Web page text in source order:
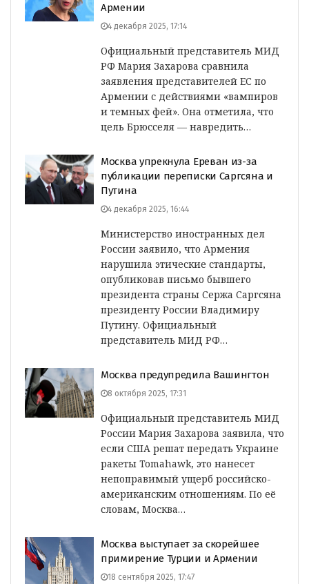
Армении
4 декабря 2025, 17:14
Официальный представитель МИД
РФ Мария Захарова сравнила
заявления представителей ЕС по
Армении с действиями «вампиров
и темных фей». Она отметила, что
цель Брюсселя — навредить…
Москва упрекнула Ереван из-за
публикации переписки Саргсяна и
Путина
4 декабря 2025, 16:44
Министерство иностранных дел
России заявило, что Армения
нарушила этические стандарты,
опубликовав письмо бывшего
президента страны Сержа Саргсяна
президенту России Владимиру
Путину. Официальный
представитель МИД РФ…
Москва предупредила Вашингтон
8 октября 2025, 17:31
Официальный представитель МИД
России Мария Захарова заявила, что
если США решат передать Украине
ракеты Tomahawk, это нанесет
непоправимый ущерб российско-
американским отношениям. По её
словам, Москва…
Москва выступает за скорейшее
примирение Турции и Армении
18 сентября 2025, 17:47